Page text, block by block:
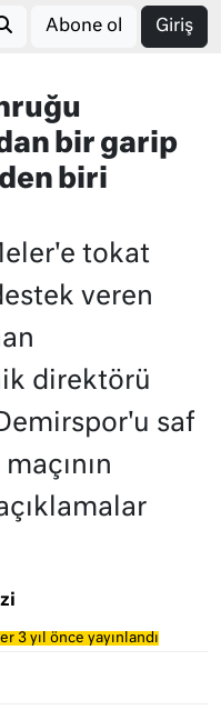
Abone ol Giriş
bir garip
biri
tokat
veren
direktörü
saf
3 yıl önce yayınlandı